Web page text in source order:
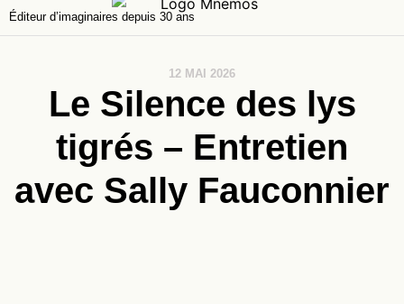
Éditeur d’imaginaires depuis 30 ans
12 MAI 2026
Le Silence des lys
tigrés – Entretien
avec Sally Fauconnier